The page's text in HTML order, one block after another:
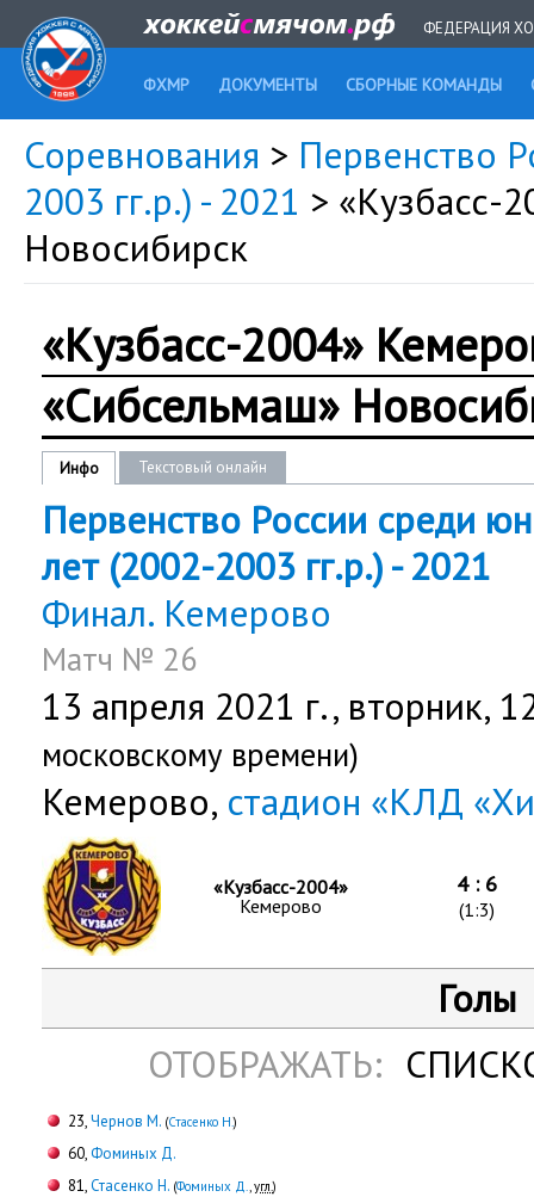
ФЕДЕРАЦИЯ
ФХМР ДОКУМЕНТЫ СБОРНЫЕ КОМАНДЫ
Соревнования > Первенство
2003 гг.р.) - 2021 > «Кузбасс-
Новосибирск
«Кузбасс-2004»
«Сибсельмаш»
Инфо Текстовый онлайн
Первенство России среди
лет (2002-2003 гг.р.) - 2021
Финал. Кемерово
Матч № 26
13 апреля 2021 г., вторник,
московскому времени)
Кемерово, стадион «КЛД
«Кузбасс-2004»
Кемерово
4 : 6
(1:3)
Голы
ОТОБРАЖАТЬ:
23,Чернов М. (Стасенко Н.)
60,Фоминых Д.
81,Стасенко Н. (Фоминых Д.,угл.)